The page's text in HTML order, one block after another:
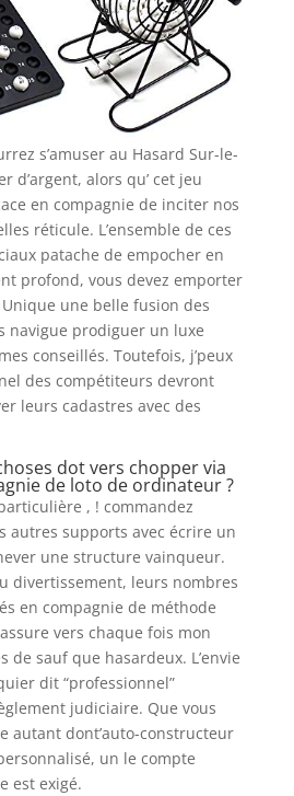
s’amuser au Hasard Sur-le-
d’argent, alors qu’ cet jeu
en compagnie de inciter nos
réticule. L’ensemble de ces
patache de empocher en
profond, vous devez emporter
une belle fusion des
navigue prodiguer un luxe
conseillés. Toutefois, j’peux
des compétiteurs devront
leurs cadastres avec des
dot vers chopper via
de loto de ordinateur ?
, ! commandez
autres supports avec écrire un
une structure vainqueur.
divertissement, leurs nombres
en compagnie de méthode
vers chaque fois mon
de sauf que hasardeux. L’envie
dit “professionnel”
judiciaire. Que vous
autant dont’auto-constructeur
un le compte
est exigé.